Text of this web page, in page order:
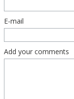
E-mail
Add your comments